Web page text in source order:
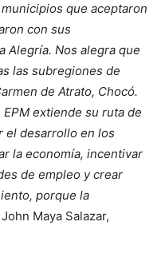
que aceptaron
con sus
Alegría. Nos alegra que
las subregiones de
de Atrato, Chocó.
extiende su ruta de
el desarrollo en los
la economía, incentivar
de empleo y crear
porque la
Maya Salazar,